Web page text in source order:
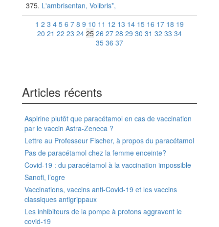
L'ambrisentan, Volibris*,
1 2 3 4 5 6 7 8 9 10 11 12 13 14 15 16 17 18 19
20 21 22 23 24 25 26 27 28 29 30 31 32 33 34
35 36 37
Articles récents
Aspirine plutôt que paracétamol en cas de vaccination
par le vaccin Astra-Zeneca ?
Lettre au Professeur Fischer, à propos du paracétamol
Pas de paracétamol chez la femme enceinte?
Covid-19 : du paracétamol à la vaccination impossible
Sanofi, l’ogre
Vaccinations, vaccins anti-Covid-19 et les vaccins
classiques antigrippaux
Les inhibiteurs de la pompe à protons aggravent le
covid-19